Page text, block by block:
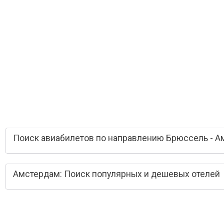
Поиск авиабилетов по направлению Брюссель -
Амстердам: Поиск популярных и дешевых отелей